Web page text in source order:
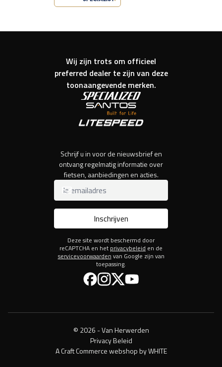
Wij zijn trots om officieel
preferred dealer te zijn van deze
toonaangevende merken.
Schrijf u in voor de nieuwsbrief en
ontvang regelmatig informatie over
fietsen, aanbiedingen en acties.
Inschrijven
Deze site wordt beschermd door
reCAPTCHA en het privacybeleid en de
servicevoorwaarden van Google zijn van
toepassing.
FacebookInstagram
TwitterYouTube
© 2026 - Van Herwerden
Privacy Beleid
A Craft Commerce webshop by WHITE